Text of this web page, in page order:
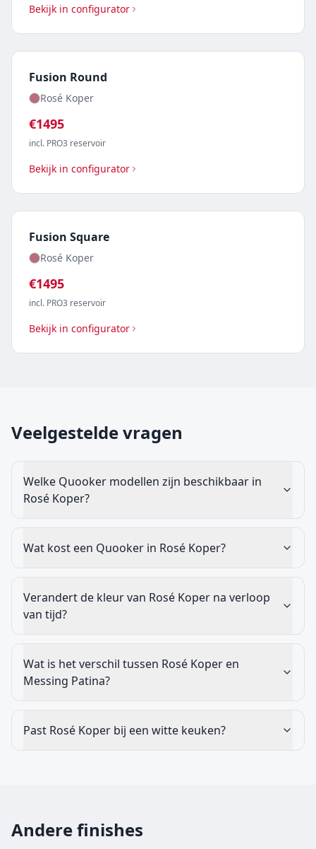
Bekijk in configurator
Fusion Round
Rosé Koper
€1495
incl. PRO3 reservoir
Bekijk in configurator
Fusion Square
Rosé Koper
€1495
incl. PRO3 reservoir
Bekijk in configurator
Veelgestelde vragen
Welke Quooker modellen zijn beschikbaar in
Rosé Koper?
Wat kost een Quooker in Rosé Koper?
Verandert de kleur van Rosé Koper na verloop
van tijd?
Wat is het verschil tussen Rosé Koper en
Messing Patina?
Past Rosé Koper bij een witte keuken?
Andere finishes